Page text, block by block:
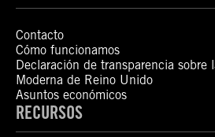
Contacto
Cómo funcionamos
Declaración de transparencia sobre
Moderna de Reino Unido
Asuntos económicos
RECURSOS